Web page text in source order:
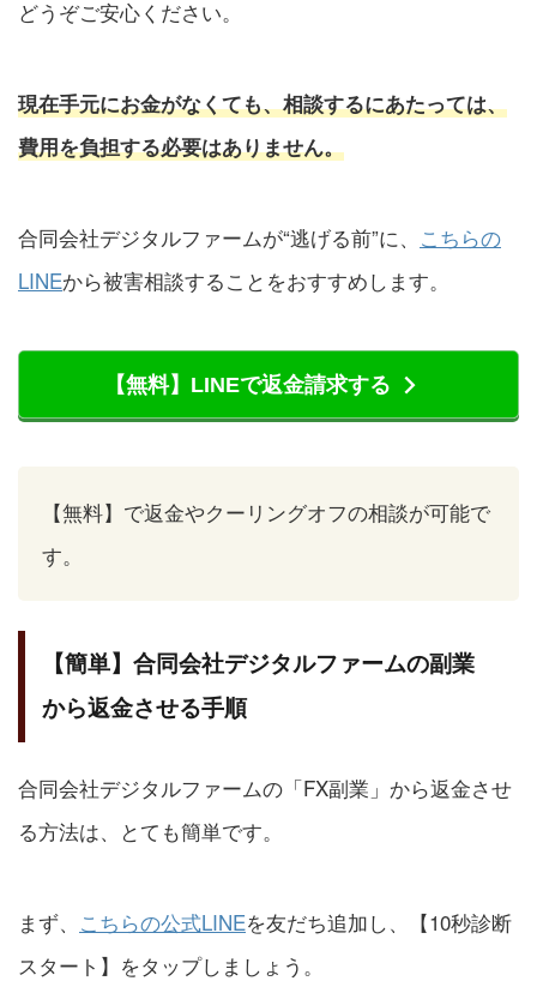
どうぞご安心ください。
現在手元にお金がなくても、相談するにあたっては、
費用を負担する必要はありません。
合同会社デジタルファームが“逃げる前”に、 こちらの
LINEから被害相談することをおすすめします。
【無料】LINEで返金請求する
【無料】で返金やクーリングオフの相談が可能で
す。
【簡単】合同会社デジタルファームの副業
から返金させる手順
合同会社デジタルファームの「FX副業」から返金させ
る方法は、とても簡単です。
まず、 こちらの公式LINEを友だち追加し、【10秒診断
スタート】をタップしましょう。